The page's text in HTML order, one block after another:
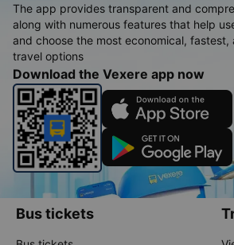
The app provides transparent and
along with numerous features that help
and choose the most economical, fastest,
travel options
Download the Vexere app now
Bus tickets